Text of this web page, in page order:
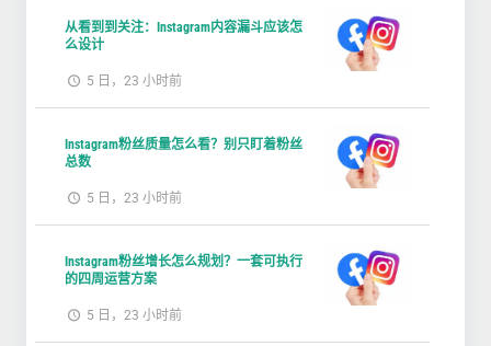
从看到到关注：Instagram内容漏斗应该怎
么设计
5 日，23 小时前
Instagram粉丝质量怎么看？别只盯着粉丝
总数
5 日，23 小时前
Instagram粉丝增长怎么规划？一套可执行
的四周运营方案
5 日，23 小时前